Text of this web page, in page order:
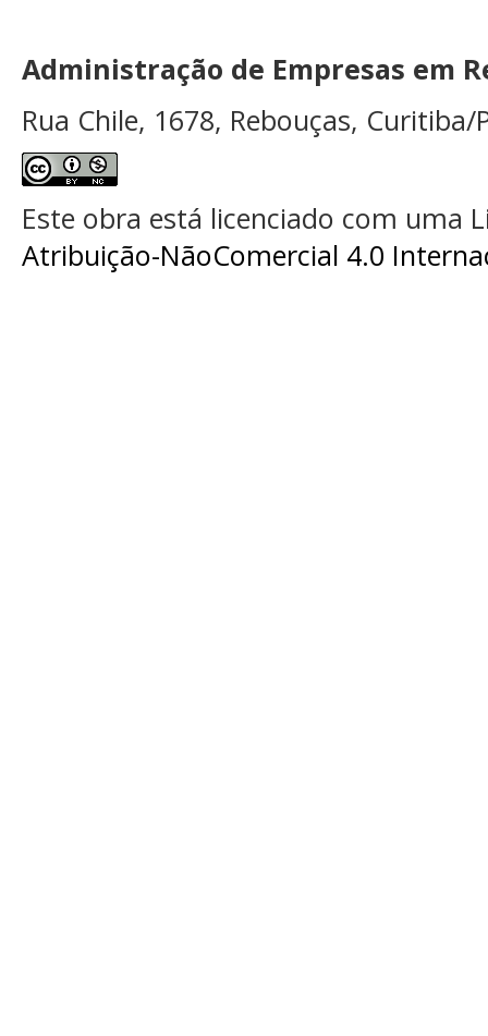
Administração de Empresas em
Rua Chile, 1678, Rebouças, Curitiba/
Este obra está licenciado com uma
Atribuição-NãoComercial 4.0